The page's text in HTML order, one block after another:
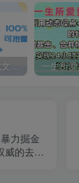
微头条AI一键生成文章，100%过原创，当天做隔天收益，可批量，一天轻松200+
力掘金
威的去重